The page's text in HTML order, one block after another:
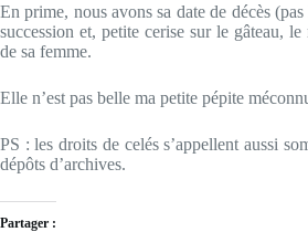
En prime, nous avons sa date de décès
succession et, petite cerise sur le gâteau,
de sa femme.
Elle n’est pas belle ma petite pépite
PS : les droits de celés s’appellent aussi
dépôts d’archives.
Partager :